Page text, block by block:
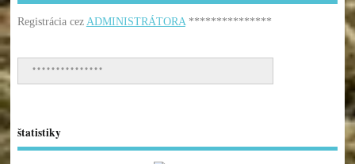
Registrácia cez ADMINISTRÁTORA***************
***************
štatistiky